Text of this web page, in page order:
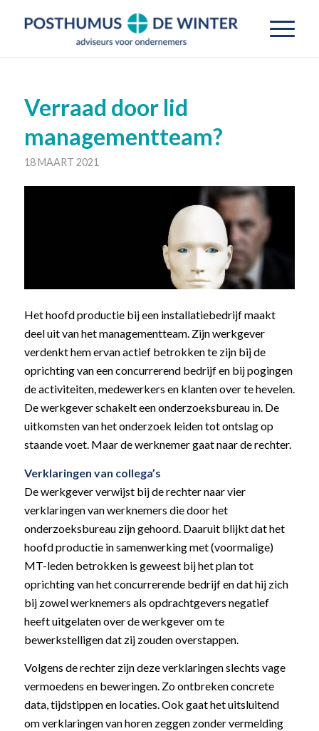
Verraad door lid
managementteam?
18 MAART 2021
Het hoofd productie bij een installatiebedrijf maakt
deel uit van het managementteam. Zijn werkgever
verdenkt hem ervan actief betrokken te zijn bij de
oprichting van een concurrerend bedrijf en bij pogingen
de activiteiten, medewerkers en klanten over te hevelen.
De werkgever schakelt een onderzoeksbureau in. De
uitkomsten van het onderzoek leiden tot ontslag op
staande voet. Maar de werknemer gaat naar de rechter.
Verklaringen van collega’s
De werkgever verwijst bij de rechter naar vier
verklaringen van werknemers die door het
onderzoeksbureau zijn gehoord. Daaruit blijkt dat het
hoofd productie in samenwerking met (voormalige)
MT-leden betrokken is geweest bij het plan tot
oprichting van het concurrerende bedrijf en dat hij zich
bij zowel werknemers als opdrachtgevers negatief
heeft uitgelaten over de werkgever om te
bewerkstelligen dat zij zouden overstappen.
Volgens de rechter zijn deze verklaringen slechts vage
vermoedens en beweringen. Zo ontbreken concrete
data, tijdstippen en locaties. Ook gaat het uitsluitend
om verklaringen van horen zeggen zonder vermelding